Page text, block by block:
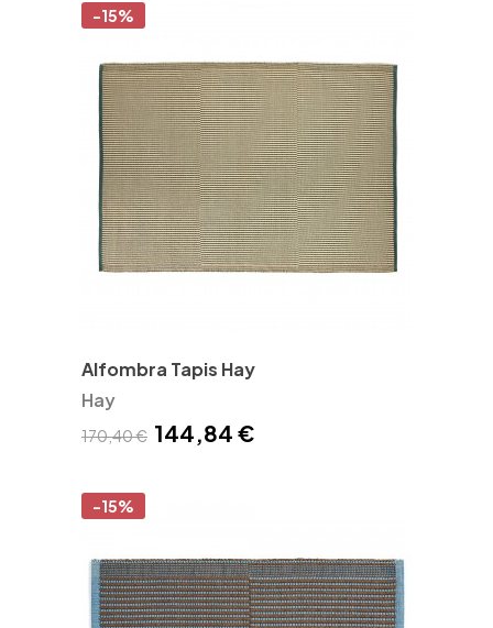
-15%
Alfombra Tapis Hay
Hay
170,40 € 144,84 €
-15%